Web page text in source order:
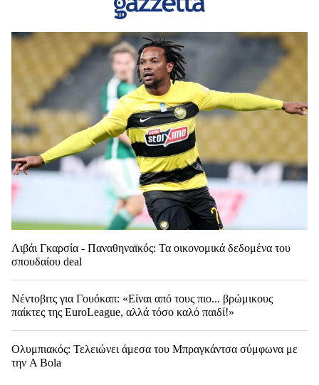
Λιβάι Γκαρσία - Παναθηναϊκός: Τα οικονομικά δεδομένα του
σπουδαίου deal
Νέντοβιτς για Γουόκαπ: «Είναι από τους πιο... βρώμικους
παίκτες της EuroLeague, αλλά τόσο καλό παιδί!»
Ολυμπιακός: Τελειώνει άμεσα του Μπραγκάντσα σύμφωνα με
την A Bola